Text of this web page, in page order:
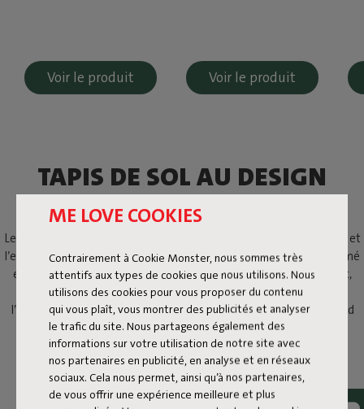
ME LOVE COOKIES
Contrairement à Cookie Monster, nous sommes très
attentifs aux types de cookies que nous utilisons. Nous
utilisons des cookies pour vous proposer du contenu
qui vous plaît, vous montrer des publicités et analyser
le trafic du site. Nous partageons également des
informations sur votre utilisation de notre site avec
nos partenaires en publicité, en analyse et en réseaux
sociaux. Cela nous permet, ainsi qu’à nos partenaires,
de vous offrir une expérience meilleure et plus
Voir le produit Voir le produit
TAPIS DE SOL AU DESIGN
LUDIQUE
Les Flying Carpets sont des tapis de sol ludiques pour l’intérieur et
l’extérieur. Ils associent des motifs graphiques à un design affirmé
et plein de caractère. Chaque tapis a sa propre personnalité et,
ensemble, ils forment un ensemble visuel fort. Du loft à
l’appartement étudiant, de la plus petite terrasse au plus grand
jardin : les Flying Carpets se sentent chez eux partout.